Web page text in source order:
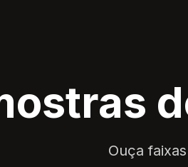
Ouça